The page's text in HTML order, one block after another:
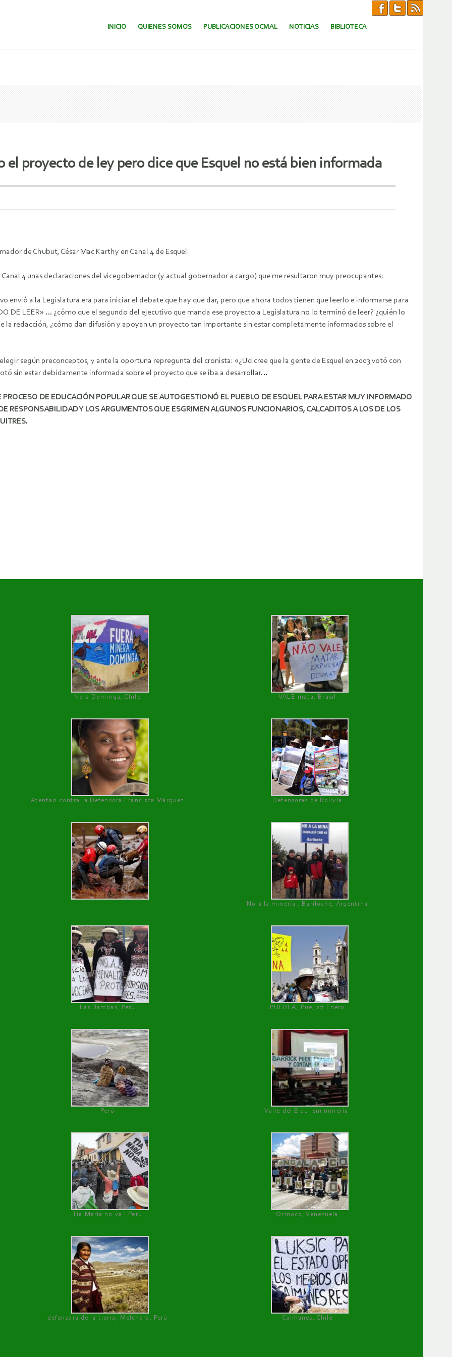
SALTAR AL CONTENIDO.
INICIO QUIENES SOMOS PUBLICACIONES OCMAL NOTICIAS BIBLIOTECA
proyecto de ley pero dice que Esquel no está bien informada
de Chubut, César Mac Karthy en Canal 4 de Esquel.
4 unas declaraciones del vicegobernador (y actual gobernador a cargo) que me resultaron muy preocupantes:
envió a la Legislatura era para iniciar el debate que hay que dar, pero que ahora todos tienen que leerlo e informarse para
DE LEER» … ¿cómo que el segundo del ejecutivo que manda ese proyecto a Legislatura no lo terminó de leer? ¿quién lo
la redacción, ¿cómo dan difusión y apoyan un proyecto tan importante sin estar completamente informados sobre el
según preconceptos, y ante la oportuna repregunta del cronista: «¿Ud cree que la gente de Esquel en 2003 votó con
sin estar debidamente informada sobre el proyecto que se iba a desarrollar…
DE EDUCACIÓN POPULAR QUE SE AUTOGESTIONÓ EL PUEBLO DE ESQUEL PARA ESTAR MUY INFORMADO
RESPONSABILIDAD Y LOS ARGUMENTOS QUE ESGRIMEN ALGUNOS FUNCIONARIOS, CALCADITOS A LOS DE LOS
No a Dominga, Chile
VALE mata, Brasil
Atentan contra la Defensora Francisca Márquez Defensoras de Bolivia
No a la minería , Bariloche, Argentina
Las Bambas, Perú PUEBLA, Pue, 27 Enero
Perú Valle del Elqui sin minería.
Tía María no va ! Perú Orinoco, Venezuela
defensora de la tierra, Melchora, Perú Caimanes, Chile